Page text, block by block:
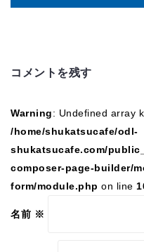
ー
コメントを残す
Warning: Undefined array
/home/shukatsucafe/odl-
shukatsucafe.com/
composer-page-builder/
form/module.php on line
名前 ※